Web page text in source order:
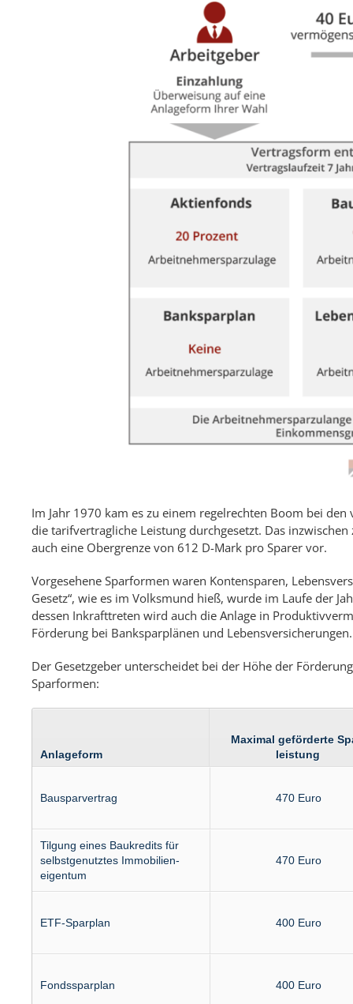
Im Jahr 1970 kam es zu einem regelrechten Boom bei
die tarifvertragliche Leistung durchgesetzt. Das
auch eine Obergrenze von 612 D-Mark pro Sparer vor.
Vorgesehene Sparformen waren Kontensparen,
Gesetz“, wie es im Volksmund hieß, wurde im Laufe der
dessen Inkrafttreten wird auch die Anlage in
Förderung bei Banksparplänen und
Der Gesetzgeber unterscheidet bei der Höhe der
Sparformen:
Anlage­form
Maximal geförderte
leistung
Bau­spar­­vertrag 470 Euro
Tilgung eines Baukredits für
selbst­genutztes Immobilien­
eigentum
470 Euro
ETF-Spar­plan 400 Euro
Fonds­spar­plan 400 Euro